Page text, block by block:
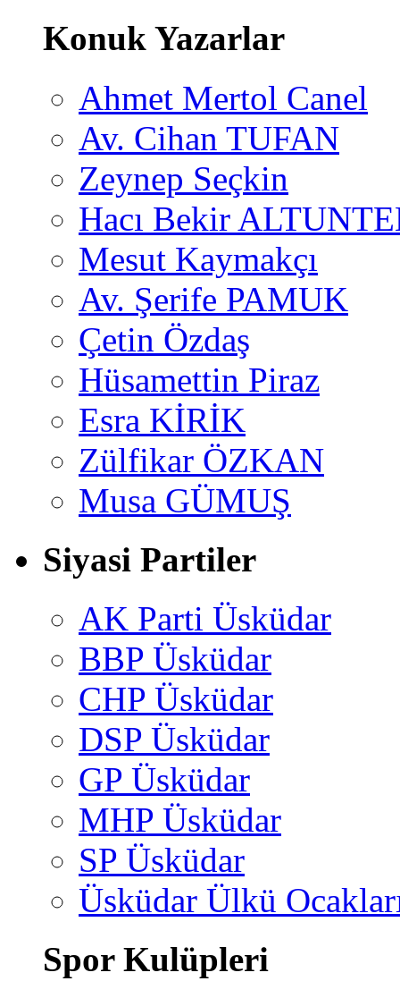
Konuk Yazarlar
Ahmet Mertol Canel
Av. Cihan TUFAN
Zeynep Seçkin
Hacı Bekir
Mesut Kaymakçı
Av. Şerife PAMUK
Çetin Özdaş
Hüsamettin Piraz
Esra KİRİK
Zülfikar ÖZKAN
Musa GÜMUŞ
Siyasi Partiler
AK Parti Üsküdar
BBP Üsküdar
CHP Üsküdar
DSP Üsküdar
GP Üsküdar
MHP Üsküdar
SP Üsküdar
Üsküdar Ülkü
Spor Kulüpleri